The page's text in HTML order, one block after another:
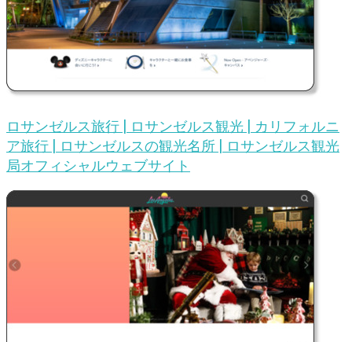
ロサンゼルス旅行 | ロサンゼルス観光 | カリフォルニ
ア旅行 | ロサンゼルスの観光名所 | ロサンゼルス観光
局オフィシャルウェブサイト